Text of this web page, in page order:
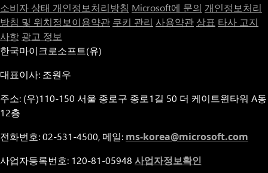
소비자 상태 개인정보처리방침 Microsoft에 문의 개인정보처리
방침 및 위치정보이용약관 쿠키 관리 사용약관 상표 타사 고지
사항 광고 정보
한국마이크로소프트(유)
대표이사: 조원우
주소: (우)110-150 서울 종로구 종로1길 50 더 케이트윈타워 A동
12층
전화번호: 02-531-4500, 메일: ms-korea@microsoft.com
사업자등록번호: 120-81-05948 사업자정보확인